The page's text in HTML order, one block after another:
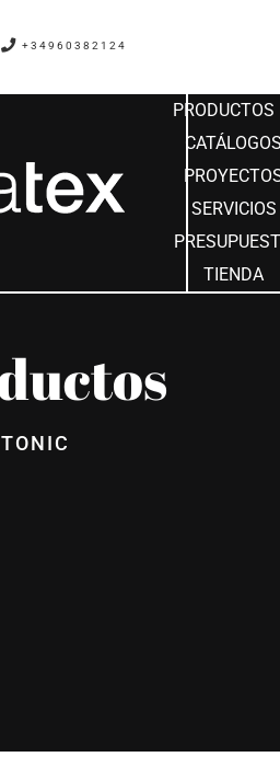
+34960382124
PRODUCTOS
SERVICIOS
TIENDA
TONIC